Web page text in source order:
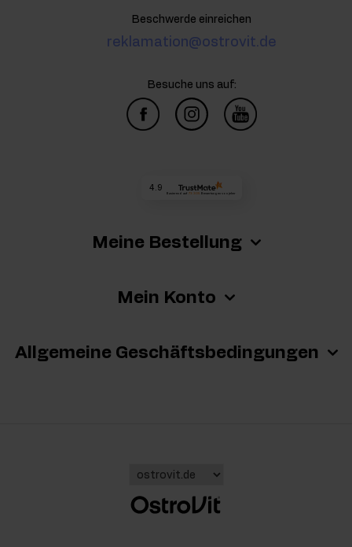
Meine Bestellung
Mein Konto
Allgemeine Geschäftsbedingungen
Beschwerde einreichen
reklamation@ostrovit.de
Besuche uns auf:
4.9
Basierend auf 73 305 Bewertungenvon jeher